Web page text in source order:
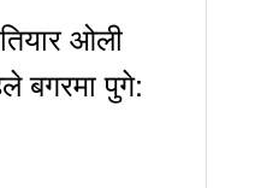
ओली
बगरमा पुगे: